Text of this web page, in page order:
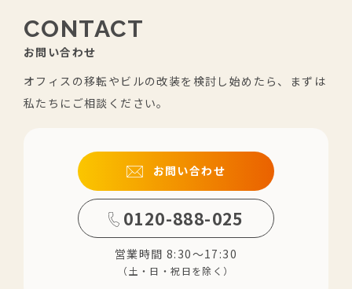
CONTACT
お問い合わせ
オフィスの移転やビルの改装を検討し始めたら、まずは
私たちにご相談ください。
お問い合わせ
0120-888-025
営業時間 8:30～17:30
（土・日・祝日を除く）